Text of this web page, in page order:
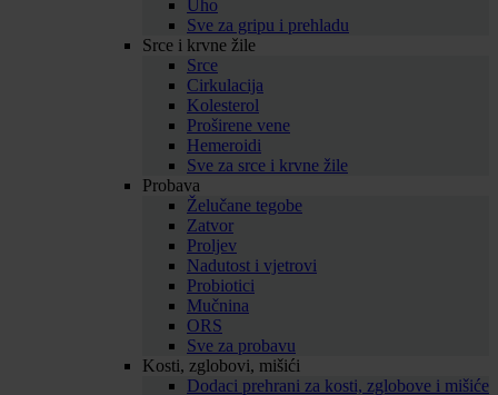
Uho
Sve za gripu i prehladu
Srce i krvne žile
Srce
Cirkulacija
Kolesterol
Proširene vene
Hemeroidi
Sve za srce i krvne žile
Probava
Želučane tegobe
Zatvor
Proljev
Nadutost i vjetrovi
Probiotici
Mučnina
ORS
Sve za probavu
Kosti, zglobovi, mišići
Dodaci prehrani za kosti, zglobove i mišiće